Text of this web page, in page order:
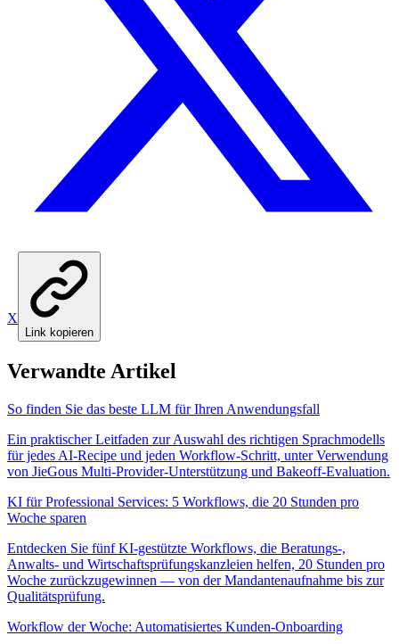
X
Link kopieren
Verwandte Artikel
So finden Sie das beste LLM für Ihren Anwendungsfall
Ein praktischer Leitfaden zur Auswahl des richtigen Sprachmodells
für jedes AI-Recipe und jeden Workflow-Schritt, unter Verwendung
von JieGous Multi-Provider-Unterstützung und Bakeoff-Evaluation.
KI für Professional Services: 5 Workflows, die 20 Stunden pro
Woche sparen
Entdecken Sie fünf KI-gestützte Workflows, die Beratungs-,
Anwalts- und Wirtschaftsprüfungskanzleien helfen, 20 Stunden pro
Woche zurückzugewinnen — von der Mandantenaufnahme bis zur
Qualitätsprüfung.
Workflow der Woche: Automatisiertes Kunden-Onboarding